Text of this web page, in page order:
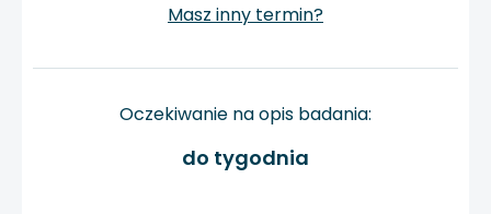
Masz inny termin?
Oczekiwanie na opis badania:
do tygodnia